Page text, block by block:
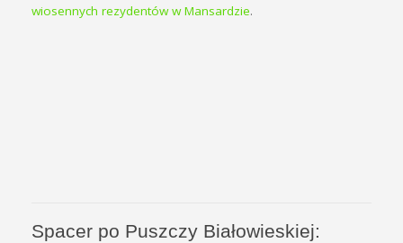
wiosennych rezydentów w Mansardzie.
Spacer po Puszczy Białowieskiej: